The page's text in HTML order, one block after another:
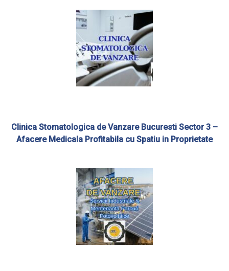
Clinica Stomatologica de Vanzare Bucuresti Sector 3 –
Afacere Medicala Profitabila cu Spatiu in Proprietate